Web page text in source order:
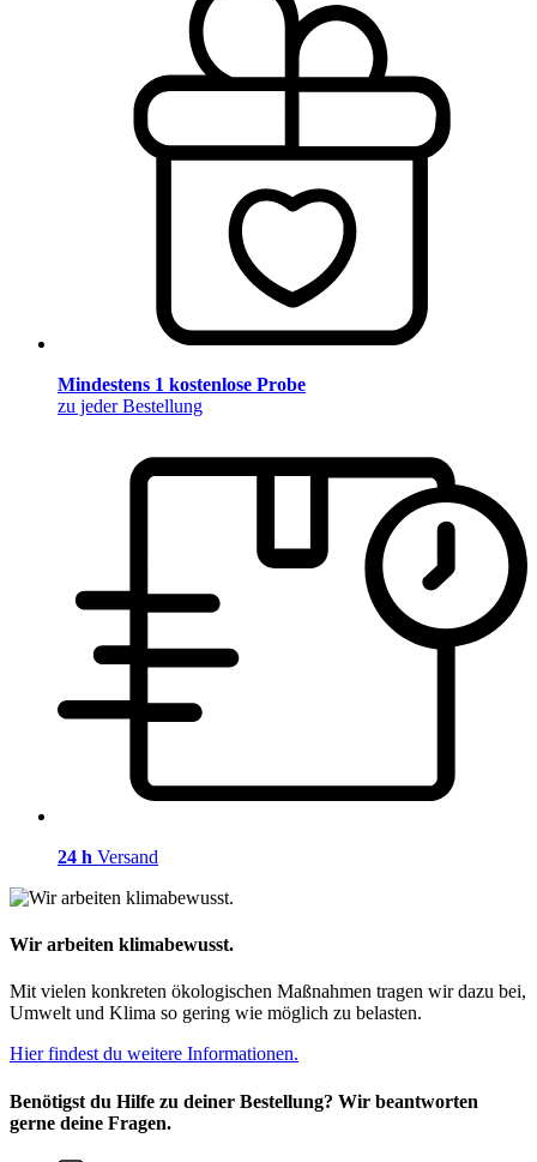
Mindestens 1 kostenlose Probe
zu jeder Bestellung
24 h Versand
Wir arbeiten klimabewusst.
Mit vielen konkreten ökologischen Maßnahmen tragen wir dazu bei,
Umwelt und Klima so gering wie möglich zu belasten.
Hier findest du weitere Informationen.
Benötigst du Hilfe zu deiner Bestellung? Wir beantworten
gerne deine Fragen.